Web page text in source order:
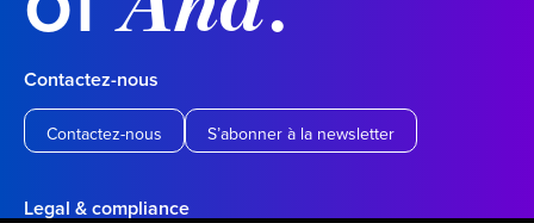
Contactez-nous
Contactez-nous S’abonner à la newsletter
Legal & compliance